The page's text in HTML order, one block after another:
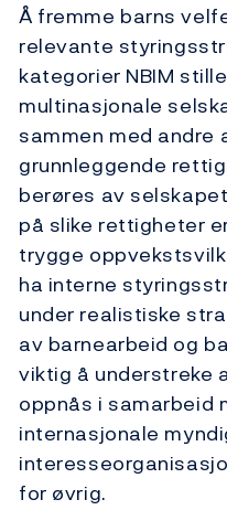
Å fremme barns
relevante
kategorier NBIM
multinasjonale
sammen med andre
grunnleggende
berøres av
på slike rettigheter
trygge
ha interne
under realistiske
av barnearbeid og
viktig å understreke
oppnås i samarbeid
internasjonale
for øvrig.